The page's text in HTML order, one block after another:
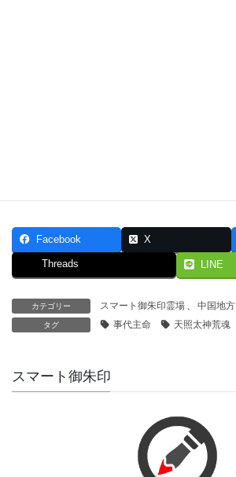
Facebook X
Threads LINE
カテゴリー スマート御朱印霊場 中国地方
タグ 事代主命 天照太神荒魂
スマート御朱印